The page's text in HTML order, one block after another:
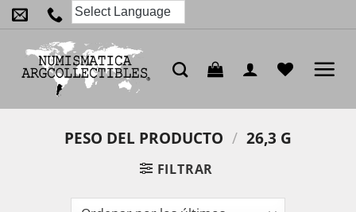
Saltar
al
contenido
PESO DEL PRODUCTO / 26,3 G
FILTRAR